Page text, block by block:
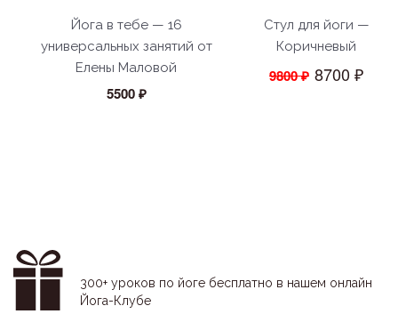
Йога в тебе — 16
универсальных занятий от
Елены Маловой
5500 ₽
Стул для йоги —
Коричневый
9800 ₽ 8700 ₽
300+ уроков по йоге бесплатно в нашем онлайн
Йога-Клубе